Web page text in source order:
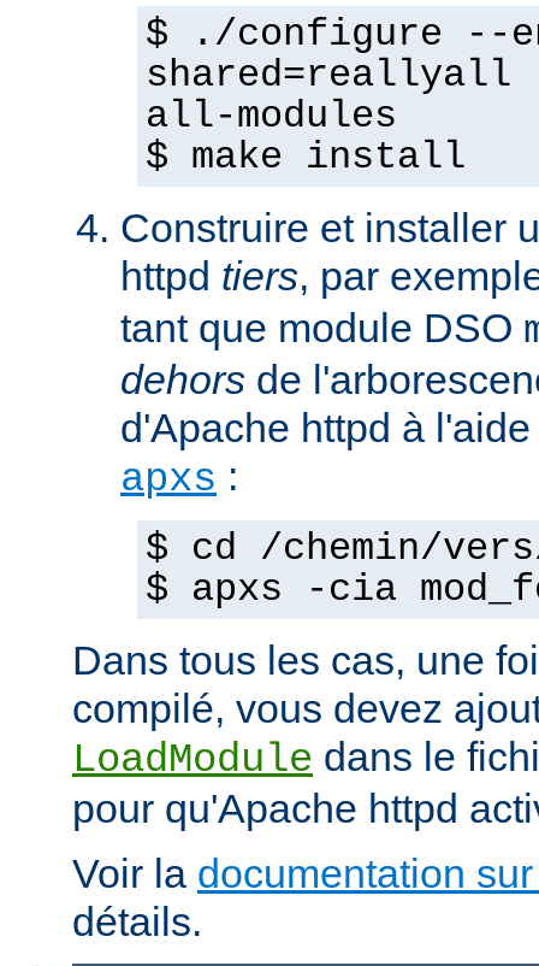
$ ./configure --
shared=reallyall
all-modules
$ make install
Construire et installer
httpd tiers, par
tant que module DSO
dehors de
d'Apache httpd à
apxs :
$ cd /chemin/
$ apxs -cia
Dans tous les cas, une
compilé, vous devez
LoadModule dans le
pour qu'Apache httpd
Voir la documentation
détails.